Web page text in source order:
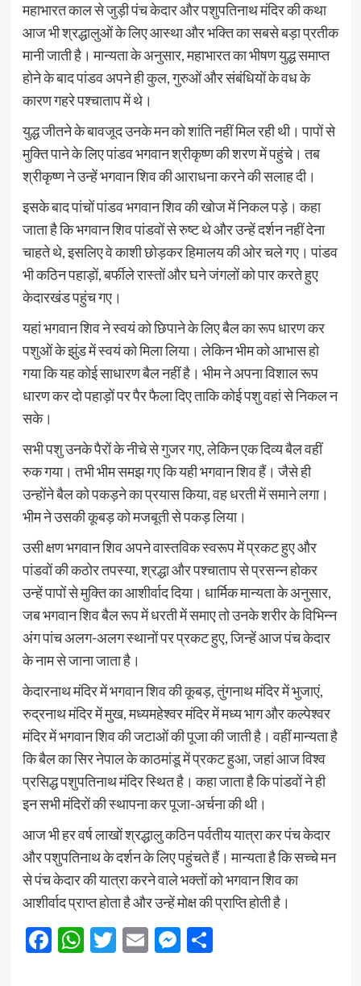
महाभारत काल से जुड़ी पंच केदार और पशुपतिनाथ मंदिर की कथा
आज भी श्रद्धालुओं के लिए आस्था और भक्ति का सबसे बड़ा प्रतीक
मानी जाती है। मान्यता के अनुसार, महाभारत का भीषण युद्ध समाप्त
होने के बाद पांडव अपने ही कुल, गुरुओं और संबंधियों के वध के
कारण गहरे पश्चाताप में थे।
युद्ध जीतने के बावजूद उनके मन को शांति नहीं मिल रही थी। पापों से
मुक्ति पाने के लिए पांडव भगवान श्रीकृष्ण की शरण में पहुंचे। तब
श्रीकृष्ण ने उन्हें भगवान शिव की आराधना करने की सलाह दी।
इसके बाद पांचों पांडव भगवान शिव की खोज में निकल पड़े। कहा
जाता है कि भगवान शिव पांडवों से रुष्ट थे और उन्हें दर्शन नहीं देना
चाहते थे, इसलिए वे काशी छोड़कर हिमालय की ओर चले गए। पांडव
भी कठिन पहाड़ों, बर्फीले रास्तों और घने जंगलों को पार करते हुए
केदारखंड पहुंच गए।
यहां भगवान शिव ने स्वयं को छिपाने के लिए बैल का रूप धारण कर
पशुओं के झुंड में स्वयं को मिला लिया। लेकिन भीम को आभास हो
गया कि यह कोई साधारण बैल नहीं है। भीम ने अपना विशाल रूप
धारण कर दो पहाड़ों पर पैर फैला दिए ताकि कोई पशु वहां से निकल न
सके।
सभी पशु उनके पैरों के नीचे से गुजर गए, लेकिन एक दिव्य बैल वहीं
रुक गया। तभी भीम समझ गए कि यही भगवान शिव हैं। जैसे ही
उन्होंने बैल को पकड़ने का प्रयास किया, वह धरती में समाने लगा।
भीम ने उसकी कूबड़ को मजबूती से पकड़ लिया।
उसी क्षण भगवान शिव अपने वास्तविक स्वरूप में प्रकट हुए और
पांडवों की कठोर तपस्या, श्रद्धा और पश्चाताप से प्रसन्न होकर
उन्हें पापों से मुक्ति का आशीर्वाद दिया। धार्मिक मान्यता के अनुसार,
जब भगवान शिव बैल रूप में धरती में समाए तो उनके शरीर के विभिन्न
अंग पांच अलग-अलग स्थानों पर प्रकट हुए, जिन्हें आज पंच केदार
के नाम से जाना जाता है।
केदारनाथ मंदिर में भगवान शिव की कूबड़, तुंगनाथ मंदिर में भुजाएं,
रुद्रनाथ मंदिर में मुख, मध्यमहेश्वर मंदिर में मध्य भाग और कल्पेश्वर
मंदिर में भगवान शिव की जटाओं की पूजा की जाती है। वहीं मान्यता है
कि बैल का सिर नेपाल के काठमांडू में प्रकट हुआ, जहां आज विश्व
प्रसिद्ध पशुपतिनाथ मंदिर स्थित है। कहा जाता है कि पांडवों ने ही
इन सभी मंदिरों की स्थापना कर पूजा-अर्चना की थी।
आज भी हर वर्ष लाखों श्रद्धालु कठिन पर्वतीय यात्रा कर पंच केदार
और पशुपतिनाथ के दर्शन के लिए पहुंचते हैं। मान्यता है कि सच्चे मन
से पंच केदार की यात्रा करने वाले भक्तों को भगवान शिव का
आशीर्वाद प्राप्त होता है और उन्हें मोक्ष की प्राप्ति होती है।
Facebook
WhatsApp
Twitter
EmailMessenger
Share